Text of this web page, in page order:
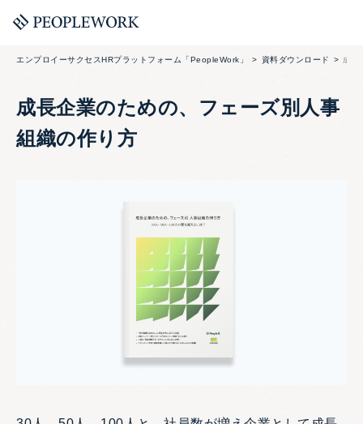
エンプロイーサクセスHRプラットフォーム「PeopleWork」 資料ダウンロード 成長
成長企業のための、フェーズ別人事
組織の作り方